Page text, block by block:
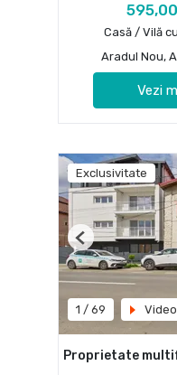
Casă / Vilă
Aradul Nou,
Vezi
Exclusivitate
1 / 69 Video
Previous
Proprietate